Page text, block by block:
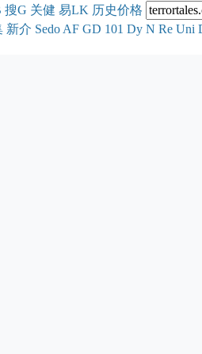
搜G 关健 易LK 历史价格
新介 Sedo AF GD 101 Dy N Re Uni